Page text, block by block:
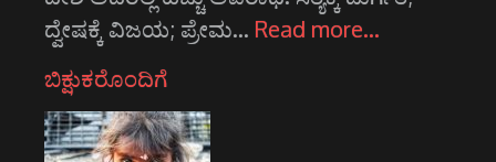
ದ್ವೇಷಕ್ಕೆ ವಿಜಯ; ಪ್ರೇಮ… Read more…
ಬಿಕ್ಷುಕರೊಂದಿಗೆ